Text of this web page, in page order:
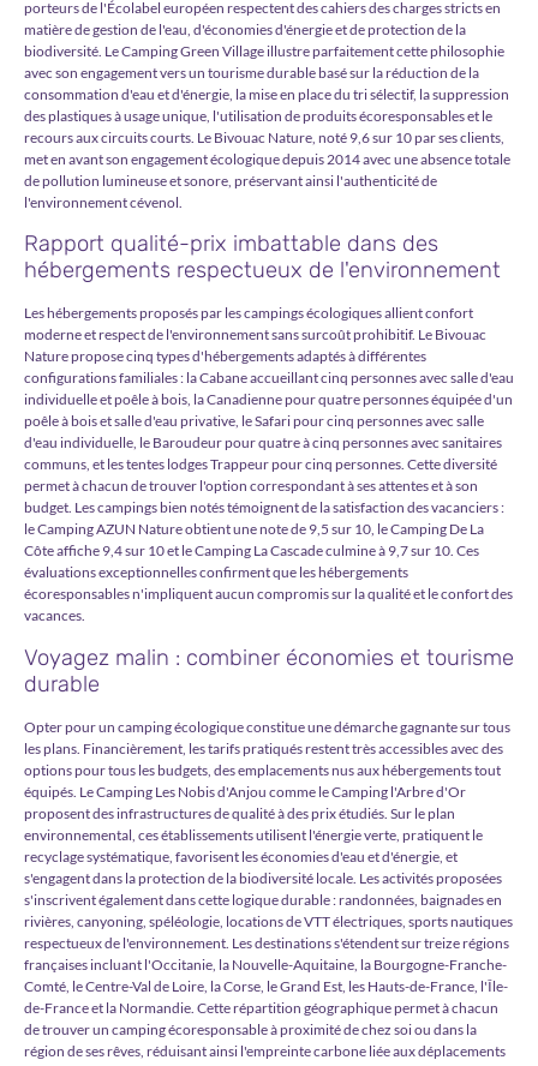
porteurs de l'Écolabel européen respectent des cahiers des charges stricts en
matière de gestion de l'eau, d'économies d'énergie et de protection de la
biodiversité. Le Camping Green Village illustre parfaitement cette philosophie
avec son engagement vers un tourisme durable basé sur la réduction de la
consommation d'eau et d'énergie, la mise en place du tri sélectif, la suppression
des plastiques à usage unique, l'utilisation de produits écoresponsables et le
recours aux circuits courts. Le Bivouac Nature, noté 9,6 sur 10 par ses clients,
met en avant son engagement écologique depuis 2014 avec une absence totale
de pollution lumineuse et sonore, préservant ainsi l'authenticité de
l'environnement cévenol.
Rapport qualité-prix imbattable dans des
hébergements respectueux de l'environnement
Les hébergements proposés par les campings écologiques allient confort
moderne et respect de l'environnement sans surcoût prohibitif. Le Bivouac
Nature propose cinq types d'hébergements adaptés à différentes
configurations familiales : la Cabane accueillant cinq personnes avec salle d'eau
individuelle et poêle à bois, la Canadienne pour quatre personnes équipée d'un
poêle à bois et salle d'eau privative, le Safari pour cinq personnes avec salle
d'eau individuelle, le Baroudeur pour quatre à cinq personnes avec sanitaires
communs, et les tentes lodges Trappeur pour cinq personnes. Cette diversité
permet à chacun de trouver l'option correspondant à ses attentes et à son
budget. Les campings bien notés témoignent de la satisfaction des vacanciers :
le Camping AZUN Nature obtient une note de 9,5 sur 10, le Camping De La
Côte affiche 9,4 sur 10 et le Camping La Cascade culmine à 9,7 sur 10. Ces
évaluations exceptionnelles confirment que les hébergements
écoresponsables n'impliquent aucun compromis sur la qualité et le confort des
vacances.
Voyagez malin : combiner économies et tourisme
durable
Opter pour un camping écologique constitue une démarche gagnante sur tous
les plans. Financièrement, les tarifs pratiqués restent très accessibles avec des
options pour tous les budgets, des emplacements nus aux hébergements tout
équipés. Le Camping Les Nobis d'Anjou comme le Camping l'Arbre d'Or
proposent des infrastructures de qualité à des prix étudiés. Sur le plan
environnemental, ces établissements utilisent l'énergie verte, pratiquent le
recyclage systématique, favorisent les économies d'eau et d'énergie, et
s'engagent dans la protection de la biodiversité locale. Les activités proposées
s'inscrivent également dans cette logique durable : randonnées, baignades en
rivières, canyoning, spéléologie, locations de VTT électriques, sports nautiques
respectueux de l'environnement. Les destinations s'étendent sur treize régions
françaises incluant l'Occitanie, la Nouvelle-Aquitaine, la Bourgogne-Franche-
Comté, le Centre-Val de Loire, la Corse, le Grand Est, les Hauts-de-France, l'Île-
de-France et la Normandie. Cette répartition géographique permet à chacun
de trouver un camping écoresponsable à proximité de chez soi ou dans la
région de ses rêves, réduisant ainsi l'empreinte carbone liée aux déplacements